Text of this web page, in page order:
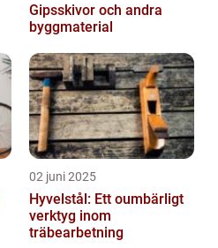
Gipsskivor och andra
byggmaterial
02 juni 2025
Hyvelstål: Ett oumbärligt
verktyg inom
träbearbetning